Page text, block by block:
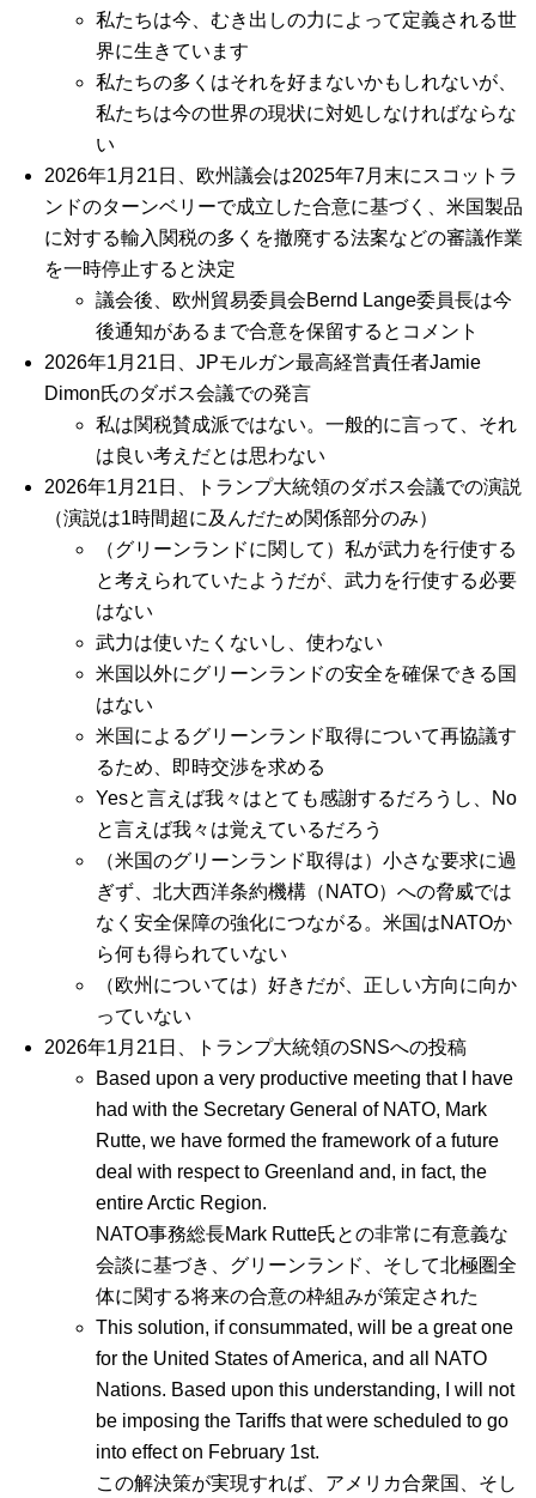
私たちは今、むき出しの力によって定義される世
界に生きています
私たちの多くはそれを好まないかもしれないが、
私たちは今の世界の現状に対処しなければならな
い
2026年1月21日、欧州議会は2025年7月末にスコットラ
ンドのターンベリーで成立した合意に基づく、米国製品
に対する輸入関税の多くを撤廃する法案などの審議作業
を一時停止すると決定
議会後、欧州貿易委員会Bernd Lange委員長は今
後通知があるまで合意を保留するとコメント
2026年1月21日、JPモルガン最高経営責任者Jamie
Dimon氏のダボス会議での発言
私は関税賛成派ではない。一般的に言って、それ
は良い考えだとは思わない
2026年1月21日、トランプ大統領のダボス会議での演説
（演説は1時間超に及んだため関係部分のみ）
（グリーンランドに関して）私が武力を行使する
と考えられていたようだが、武力を行使する必要
はない
武力は使いたくないし、使わない
米国以外にグリーンランドの安全を確保できる国
はない
米国によるグリーンランド取得について再協議す
るため、即時交渉を求める
Yesと言えば我々はとても感謝するだろうし、No
と言えば我々は覚えているだろう
（米国のグリーンランド取得は）小さな要求に過
ぎず、北大西洋条約機構（NATO）への脅威では
なく安全保障の強化につながる。米国はNATOか
ら何も得られていない
（欧州については）好きだが、正しい方向に向か
っていない
2026年1月21日、トランプ大統領のSNSへの投稿
Based upon a very productive meeting that I have
had with the Secretary General of NATO, Mark
Rutte, we have formed the framework of a future
deal with respect to Greenland and, in fact, the
entire Arctic Region.
NATO事務総長Mark Rutte氏との非常に有意義な
会談に基づき、グリーンランド、そして北極圏全
体に関する将来の合意の枠組みが策定された
This solution, if consummated, will be a great one
for the United States of America, and all NATO
Nations. Based upon this understanding, I will not
be imposing the Tariffs that were scheduled to go
into effect on February 1st.
この解決策が実現すれば、アメリカ合衆国、そし